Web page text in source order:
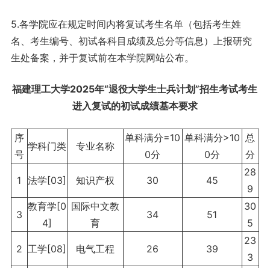
5.各学院应在规定时间内将复试考生名单（包括考生姓
名、考生编号、初试各科目成绩及总分等信息）上报研究
生处备案，并于复试前在本学院网站公布。
福建理工大学2025年“退役大学生士兵计划”招生考试考生
进入复试的初试成绩基本要求
序
号
学科门类 专业名称
单科满分=10
0分
单科满分>10
0分
总
分
1 法学[03] 知识产权 30 45
28
9
3
教育学[0
4]
国际中文教
育
34 51
30
5
2 工学[08] 电气工程 26 39
23
3